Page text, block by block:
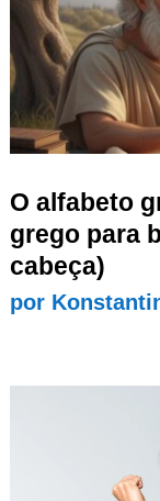
O alfabeto
grego para
cabeça)
por